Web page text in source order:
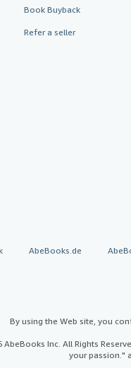
Book Buyback
Refer a seller
AbeBooks.de
By using the Web site, you
Inc. All Rights
your passion."